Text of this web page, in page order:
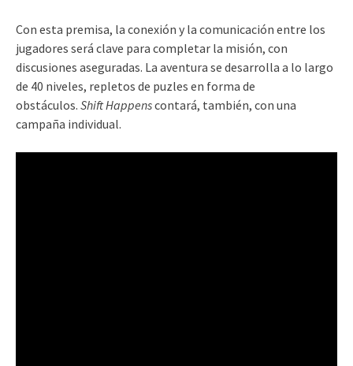
Con esta premisa, la conexión y la comunicación entre los
jugadores será clave para completar la misión, con
discusiones aseguradas. La aventura se desarrolla a lo largo
de 40 niveles, repletos de puzles en forma de
obstáculos. Shift Happenscontará, también, con una
campaña individual.